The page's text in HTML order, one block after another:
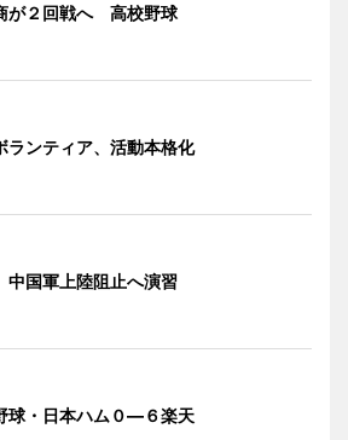
が２回戦へ 高校野球
ランティア、活動本格化
中国軍上陸阻止へ演習
球・日本ハム０―６楽天